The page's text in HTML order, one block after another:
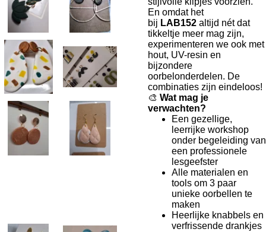
En omdat het
bij LAB152 altijd nét dat
tikkeltje meer mag zijn,
experimenteren we ook met
hout, UV-resin en
bijzondere
oorbelonderdelen. De
combinaties zijn eindeloos!
🎨 Wat mag je
verwachten?
Een gezellige,
leerrijke workshop
onder begeleiding van
een professionele
lesgeefster
Alle materialen en
tools om 3 paar
unieke oorbellen te
maken
Heerlijke knabbels en
verfrissende drankjes